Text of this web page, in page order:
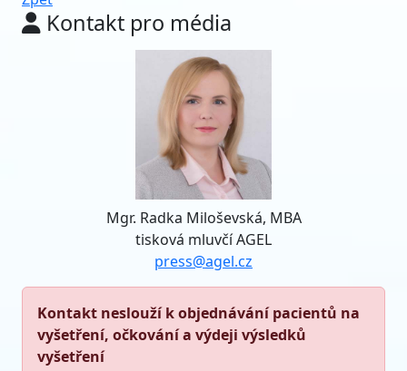
Kontakt pro média
Mgr. Radka Miloševská, MBA
tisková mluvčí AGEL
press@agel.cz
Kontakt neslouží k objednávání pacientů na
vyšetření, očkování a výdeji výsledků
vyšetření